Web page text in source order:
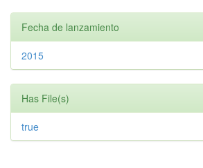
Fecha de lanzamiento
2015
Has File(s)
true